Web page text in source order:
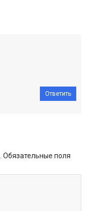
Ответить
Обязательные поля